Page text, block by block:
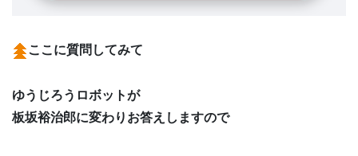
ここに質問してみて
ゆうじろうロボットが
板坂裕治郎に変わりお答えしますので